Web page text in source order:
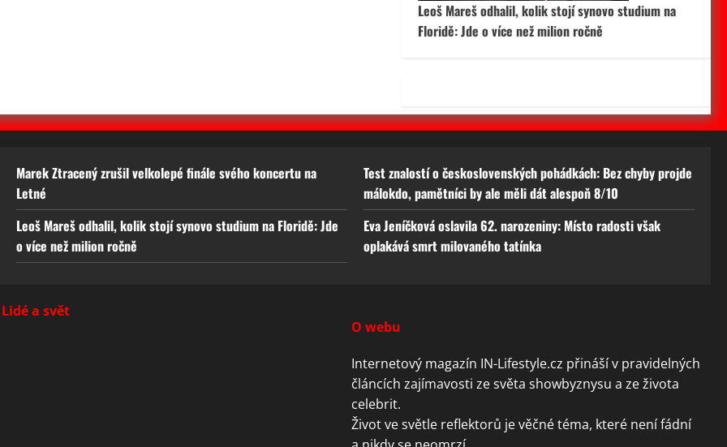
Leoš Mareš odhalil, kolik stojí synovo studium na
Floridě: Jde o více než milion ročně
Marek Ztracený zrušil velkolepé finále svého koncertu na
Letné
Test znalostí o československých pohádkách: Bez chyby projde
málokdo, pamětníci by ale měli dát alespoň 8/10
Leoš Mareš odhalil, kolik stojí synovo studium na Floridě: Jde
o více než milion ročně
Eva Jeníčková oslavila 62. narozeniny: Místo radosti však
oplakává smrt milovaného tatínka
Lidé a svět
O webu
Internetový magazín IN-Lifestyle.cz přináší v pravidelných
článcích zajímavosti ze světa showbyznysu a ze života
celebrit.
Život ve světle reflektorů je věčné téma, které není fádní